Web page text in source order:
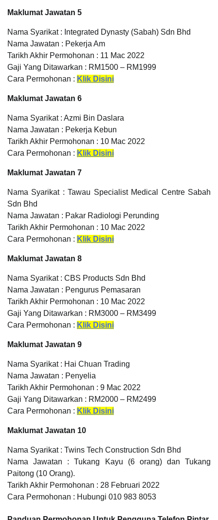
Maklumat Jawatan 5
Nama Syarikat : Integrated Dynasty (Sabah) Sdn Bhd
Nama Jawatan : Pekerja Am
Tarikh Akhir Permohonan : 11 Mac 2022
Gaji Yang Ditawarkan : RM1500 – RM1999
Cara Permohonan : Klik Disini
Maklumat Jawatan 6
Nama Syarikat : Azmi Bin Daslara
Nama Jawatan : Pekerja Kebun
Tarikh Akhir Permohonan : 10 Mac 2022
Cara Permohonan : Klik Disini
Maklumat Jawatan 7
Nama Syarikat :Tawau Specialist Medical Centre Sabah
Sdn Bhd
Nama Jawatan : Pakar Radiologi Perunding
Tarikh Akhir Permohonan : 10 Mac 2022
Cara Permohonan : Klik Disini
Maklumat Jawatan 8
Nama Syarikat : CBS Products Sdn Bhd
Nama Jawatan : Pengurus Pemasaran
Tarikh Akhir Permohonan : 10 Mac 2022
Gaji Yang Ditawarkan : RM3000 – RM3499
Cara Permohonan : Klik Disini
Maklumat Jawatan 9
Nama Syarikat : Hai Chuan Trading
Nama Jawatan : Penyelia
Tarikh Akhir Permohonan : 9 Mac 2022
Gaji Yang Ditawarkan : RM2000 – RM2499
Cara Permohonan : Klik Disini
Maklumat Jawatan 10
Nama Syarikat : Twins Tech Construction Sdn Bhd
Nama Jawatan : Tukang Kayu (6 orang) dan Tukang
Paitong (10 Orang).
Tarikh Akhir Permohonan : 28 Februari 2022
Cara Permohonan : Hubungi 010 983 8053